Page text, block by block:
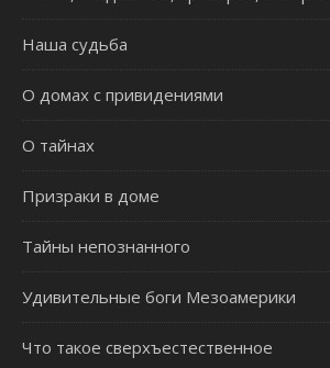
Наша судьба
О домах с привидениями
О тайнах
Призраки в доме
Тайны непознанного
Удивительные боги Мезоамерики
Что такое сверхъестественное